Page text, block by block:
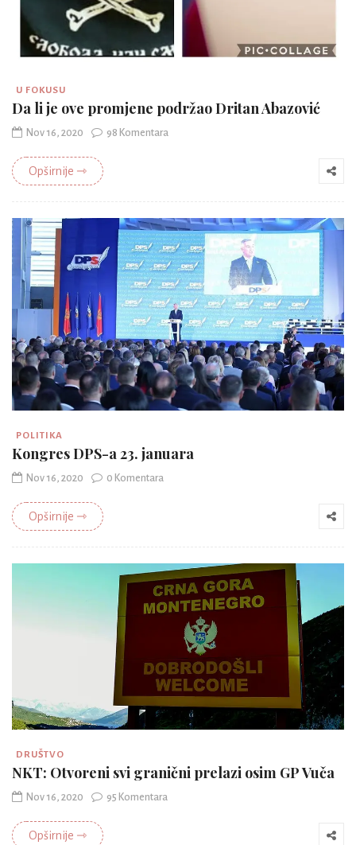
U FOKUSU
Da li je ove promjene podržao Dritan Abazović
Nov 16, 2020 98 Komentara
Opširnije ⇾
POLITIKA
Kongres DPS-a 23. januara
Nov 16, 2020 0 Komentara
Opširnije ⇾
DRUŠTVO
NKT: Otvoreni svi granični prelazi osim GP Vuča
Nov 16, 2020 95 Komentara
Opširnije ⇾